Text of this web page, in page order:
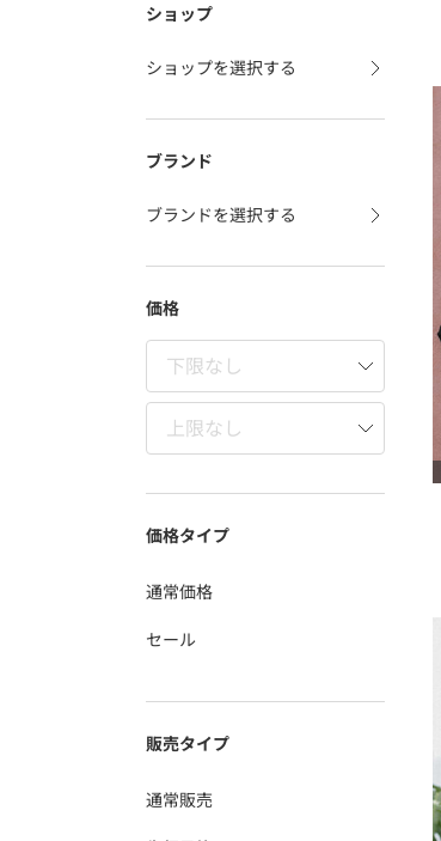
ショップ
ショップを選択する
ブランド
ブランドを選択する
価格
価格タイプ
通常価格
セール
販売タイプ
通常販売